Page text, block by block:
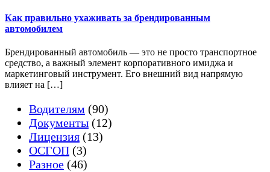
Как правильно ухаживать за брендированным
автомобилем
Брендированный автомобиль — это не просто транспортное
средство, а важный элемент корпоративного имиджа и
маркетинговый инструмент. Его внешний вид напрямую
влияет на […]
Водителям (90)
Документы (12)
Лицензия (13)
ОСГОП (3)
Разное (46)